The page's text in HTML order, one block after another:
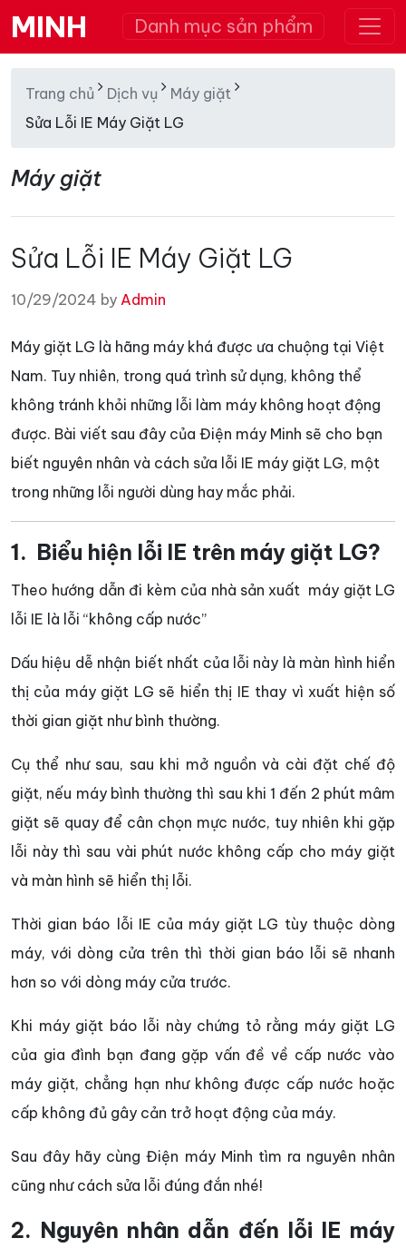
MINH Danh mục sản phẩm
Trang chủ Dịch vụ
Máy giặt
Sửa Lỗi IE Máy Giặt LG
Máy giặt
Sửa Lỗi IE Máy Giặt LG
10/29/2024 by Admin
Máy giặt LG là hãng máy khá được ưa chuộng tại Việt
Nam. Tuy nhiên, trong quá trình sử dụng, không thể
không tránh khỏi những lỗi làm máy không hoạt động
được. Bài viết sau đây của Điện máy Minh sẽ cho bạn
biết nguyên nhân và cách sửa lỗi IE máy giặt LG, một
trong những lỗi người dùng hay mắc phải.
1. Biểu hiện lỗi IE trên máy giặt LG?
Theo hướng dẫn đi kèm của nhà sản xuất máy giặt LG
lỗi IE là lỗi “không cấp nước”
Dấu hiệu dễ nhận biết nhất của lỗi này là màn hình hiển
thị của máy giặt LG sẽ hiển thị IE thay vì xuất hiện số
thời gian giặt như bình thường.
Cụ thể như sau, sau khi mở nguồn và cài đặt chế độ
giặt, nếu máy bình thường thì sau khi 1 đến 2 phút mâm
giặt sẽ quay để cân chọn mực nước, tuy nhiên khi gặp
lỗi này thì sau vài phút nước không cấp cho máy giặt
và màn hình sẽ hiển thị lỗi.
Thời gian báo lỗi IE của máy giặt LG tùy thuộc dòng
máy, với dòng cửa trên thì thời gian báo lỗi sẽ nhanh
hơn so với dòng máy cửa trước.
Khi máy giặt báo lỗi này chứng tỏ rằng máy giặt LG
của gia đình bạn đang gặp vấn đề về cấp nước vào
máy giặt, chẳng hạn như không được cấp nước hoặc
cấp không đủ gây cản trở hoạt động của máy.
Sau đây hãy cùng Điện máy Minh tìm ra nguyên nhân
cũng như cách sửa lỗi đúng đắn nhé!
2. Nguyên nhân dẫn đến lỗi IE máy